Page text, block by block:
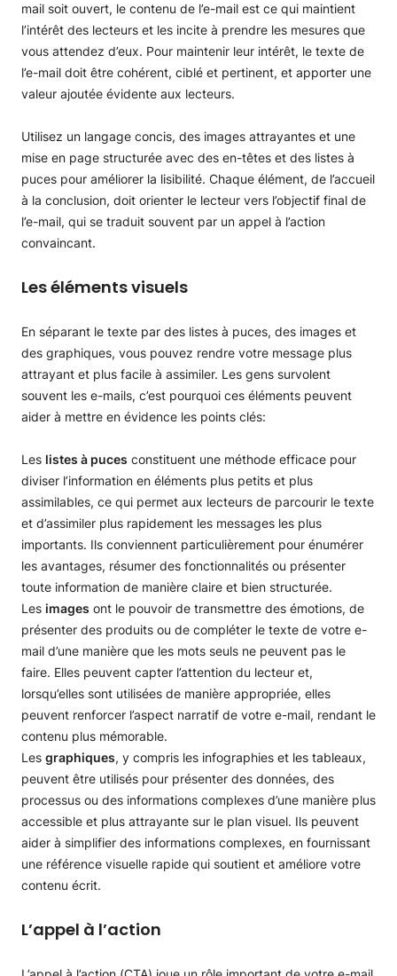
mail soit ouvert, le contenu de l’e-mail est ce qui maintient
l’intérêt des lecteurs et les incite à prendre les mesures que
vous attendez d’eux. Pour maintenir leur intérêt, le texte de
l’e-mail doit être cohérent, ciblé et pertinent, et apporter une
valeur ajoutée évidente aux lecteurs.
Utilisez un langage concis, des images attrayantes et une
mise en page structurée avec des en-têtes et des listes à
puces pour améliorer la lisibilité. Chaque élément, de l’accueil
à la conclusion, doit orienter le lecteur vers l’objectif final de
l’e-mail, qui se traduit souvent par un appel à l’action
convaincant.
Les éléments visuels
En séparant le texte par des listes à puces, des images et
des graphiques, vous pouvez rendre votre message plus
attrayant et plus facile à assimiler. Les gens survolent
souvent les e-mails, c’est pourquoi ces éléments peuvent
aider à mettre en évidence les points clés:
Les listes à puces constituent une méthode efficace pour
diviser l’information en éléments plus petits et plus
assimilables, ce qui permet aux lecteurs de parcourir le texte
et d’assimiler plus rapidement les messages les plus
importants. Ils conviennent particulièrement pour énumérer
les avantages, résumer des fonctionnalités ou présenter
toute information de manière claire et bien structurée.
Les images ont le pouvoir de transmettre des émotions, de
présenter des produits ou de compléter le texte de votre e-
mail d’une manière que les mots seuls ne peuvent pas le
faire. Elles peuvent capter l’attention du lecteur et,
lorsqu’elles sont utilisées de manière appropriée, elles
peuvent renforcer l’aspect narratif de votre e-mail, rendant le
contenu plus mémorable.
Les graphiques, y compris les infographies et les tableaux,
peuvent être utilisés pour présenter des données, des
processus ou des informations complexes d’une manière plus
accessible et plus attrayante sur le plan visuel. Ils peuvent
aider à simplifier des informations complexes, en fournissant
une référence visuelle rapide qui soutient et améliore votre
contenu écrit.
L’appel à l’action